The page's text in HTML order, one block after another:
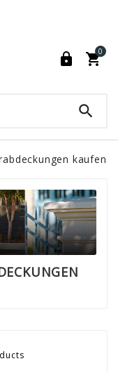
 
0

kaufen